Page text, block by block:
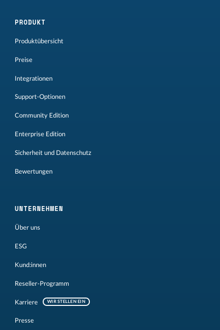
PRODUKT
Produktübersicht
Preise
Integrationen
Support-Optionen
Community Edition
Enterprise Edition
Sicherheit und Datenschutz
Bewertungen
UNTERNEHMEN
Über uns
ESG
Kund:innen
Reseller-Programm
Karriere WIR STELLEN EIN
Presse